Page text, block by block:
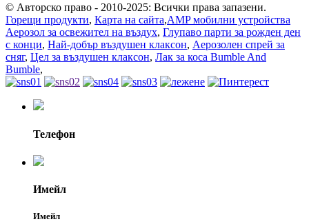
© Авторско право - 2010-2025: Всички права запазени.
Горещи продукти, Карта на сайта,AMP мобилни устройства
Аерозол за освежител на въздух, Глупаво парти за рожден ден
с конци, Най-добър въздушен клаксон, Аерозолен спрей за
сняг, Цел за въздушен клаксон, Лак за коса Bumble And
Bumble,
Телефон
Имейл
Имейл